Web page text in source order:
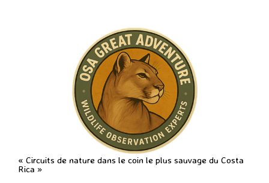
« Circuits de nature dans le coin le plus sauvage du Costa
Rica »